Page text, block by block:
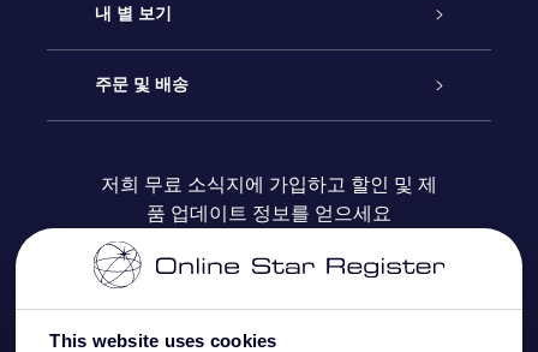
This website uses cookies
연락처
블로그
온라인 별 선물
OSR 선물 팩
OSR 상품권
기업 선물
내 별 보기
Star Register
맞춤 별 페이지
One Million Stars
주문 및 배송
결제 정보
배송 정보
저희 무료 소식지에 가입하고 할인 및 제
품 업데이트 정보를 얻으세요